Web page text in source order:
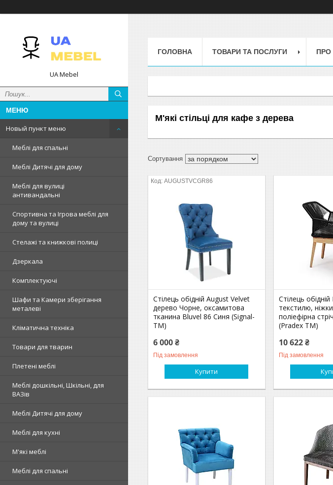
UA Mebel
Новый пункт меню
Меблі для спальні
Меблі Дитячі для дому
Меблі для вулиці
антивандальні
Спортивна та Ігрова меблі для
дому та вулиці
Стелажі та книжкові полиці
Дзеркала
Комплектуючі
Шафи та Камери зберігання
металеві
Кліматична техніка
Товари для тварин
Плетені меблі
Меблі дошкільні, Шкільні, для
ВАЗів
Меблі Дитячі для дому
Меблі для кухні
М'які меблі
Меблі для спальні
ГОЛОВНА ТОВАРИ ТА ПОСЛУГИ ПРО
М'які стільці для кафе з дерева
AUGUSTVCGR86
Стілець обідній August Velvet
дерево Чорне, оксамитова
тканина Bluvel 86 Синя (Signal-
ТМ)
6 000 ₴
Під замовлення
Купити
Стілець
текстилю,
поліефірна
(Pradex ТМ)
10 622 ₴
Під замовлення